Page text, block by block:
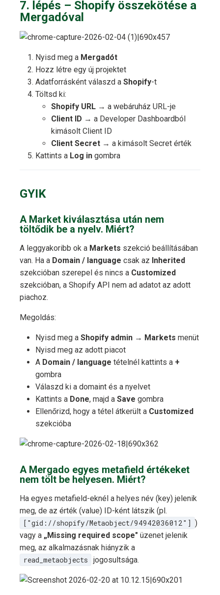
7. lépés – Shopify összekötése a
Mergadóval
Nyisd meg a Mergadót
Hozz létre egy új projektet
Adatforrásként válaszd a Shopify-t
Töltsd ki:
Shopify URL → a webáruház URL-je
Client ID → a Developer Dashboardból
kimásolt Client ID
Client Secret → a kimásolt Secret érték
Kattints a Log in gombra
GYIK
A Market kiválasztása után nem
töltődik be a nyelv. Miért?
A leggyakoribb ok a Markets szekció beállításában
van. Ha a Domain / language csak az Inherited
szekcióban szerepel és nincs a Customized
szekcióban, a Shopify API nem ad adatot az adott
piachoz.
Megoldás:
Nyisd meg a Shopify admin → Markets menüt
Nyisd meg az adott piacot
A Domain / language tételnél kattints a +
gombra
Válaszd ki a domaint és a nyelvet
Kattints a Done, majd a Save gombra
Ellenőrizd, hogy a tétel átkerült a Customized
szekcióba
A Mergado egyes metafield értékeket
nem tölt be helyesen. Miért?
Ha egyes metafield-eknél a helyes név (key) jelenik
meg, de az érték (value) ID-ként látszik (pl.
["gid://shopify/Metaobject/94942036012"] )
vagy a „Missing required scope" üzenet jelenik
meg, az alkalmazásnak hiányzik a
read_metaobjects
jogosultsága.